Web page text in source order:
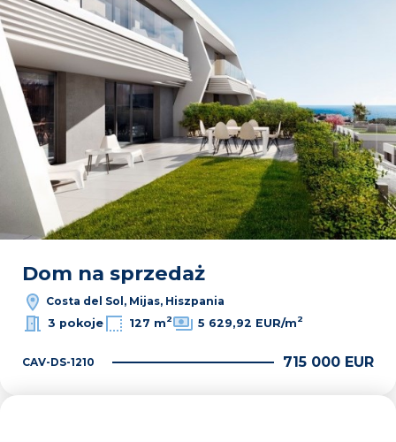
Dom na sprzedaż
Costa del Sol, Mijas, Hiszpania
3 pokoje
127 m2 5 629,92 EUR/m2
CAV-DS-1210 715 000 EUR